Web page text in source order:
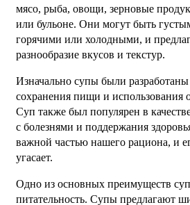
мясо, рыба, овощи, зерновые
или бульоне. Они могут быть
горячими или холодными, и
разнообразие вкусов и текстур.
Изначально супы были разработаны
сохранения пищи и использования
Суп также был популярен в
с болезнями и поддержания
важной частью нашего рациона, и
угасает.
Одно из основных преимуществ
питательность. Супы предлагают